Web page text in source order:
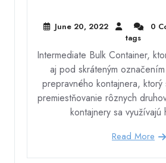
June 20, 2022 0
tags
Intermediate Bulk Container,
aj pod skráteným
prepravného kontajnera, ktorý
premiestňovanie rôznych
kontajnery sa využívajú
Read More